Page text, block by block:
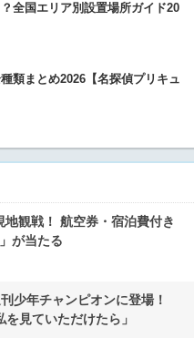
全国エリア別設置場所ガイド20
類まとめ2026【名探偵プリキュ
観戦！ 航空券・宿泊費付き
が当たる
少年チャンピオンに登場！
を見ていただけたら」